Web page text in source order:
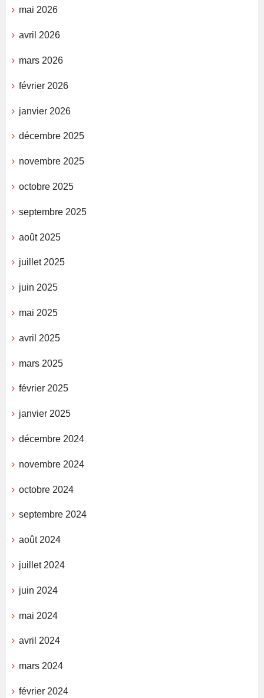
mai 2026
avril 2026
mars 2026
février 2026
janvier 2026
décembre 2025
novembre 2025
octobre 2025
septembre 2025
août 2025
juillet 2025
juin 2025
mai 2025
avril 2025
mars 2025
février 2025
janvier 2025
décembre 2024
novembre 2024
octobre 2024
septembre 2024
août 2024
juillet 2024
juin 2024
mai 2024
avril 2024
mars 2024
février 2024